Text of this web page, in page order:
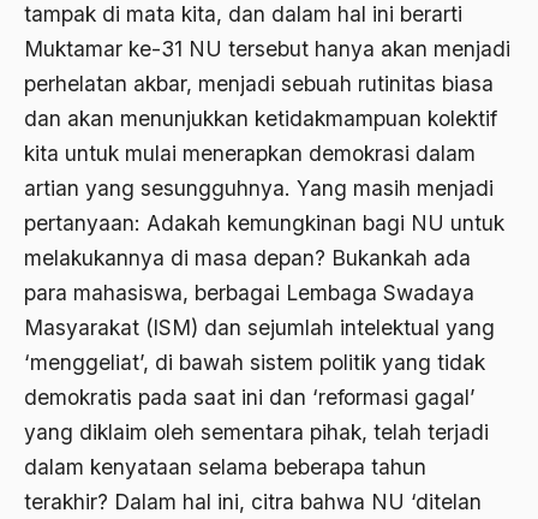
tampak di mata kita, dan dalam hal ini berarti
Muktamar ke-31 NU tersebut hanya akan menjadi
perhelatan akbar, menjadi sebuah rutinitas biasa
dan akan menunjukkan ketidakmampuan kolektif
kita untuk mulai menerapkan demokrasi dalam
artian yang sesungguhnya. Yang masih menjadi
pertanyaan: Adakah kemungkinan bagi NU untuk
melakukannya di masa depan? Bukankah ada
para mahasiswa, berbagai Lembaga Swadaya
Masyarakat (ISM) dan sejumlah intelektual yang
‘menggeliat’, di bawah sistem politik yang tidak
demokratis pada saat ini dan ‘reformasi gagal’
yang diklaim oleh sementara pihak, telah terjadi
dalam kenyataan selama beberapa tahun
terakhir? Dalam hal ini, citra bahwa NU ‘ditelan
1975
1973
1972
Afrika utara
agama
Agama & Negara
Agama Asli
Agama Asli Indonesia
Agama dan Negara
Agama dan negaraa
Agama dan Pemerintah
Agama dan Politik
Agama dan Praktis